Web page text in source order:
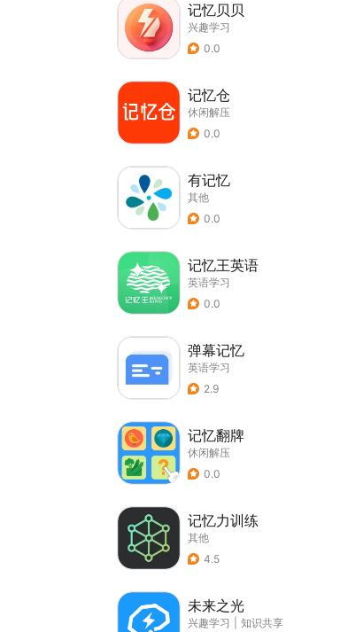
记忆贝贝
兴趣学习
0.0
记忆仓
休闲解压
0.0
有记忆
其他
0.0
记忆王英语
英语学习
0.0
弹幕记忆
英语学习
2.9
记忆翻牌
休闲解压
0.0
记忆力训练
其他
4.5
未来之光
兴趣学习
知识共享